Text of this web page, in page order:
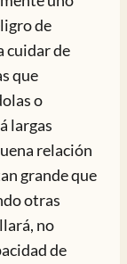
de
cuidar de
que
o
largas
relación
grande que
otras
no
de